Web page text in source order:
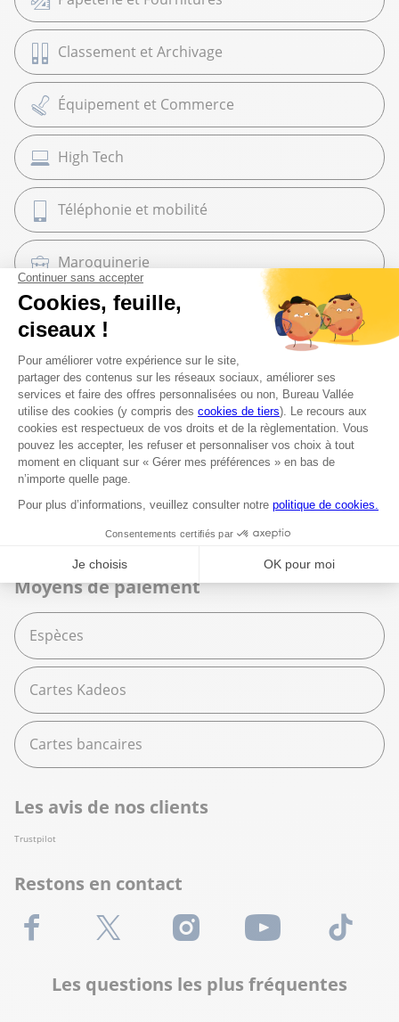
Classement et Archivage
Équipement et Commerce
High Tech
Téléphonie et mobilité
Maroquinerie
Cadeaux
Librairie
Beaux Arts
Espace services
Moyens de paiement
Espèces
Cartes Kadeos
Cartes bancaires
Les avis de nos clients
Trustpilot
Restons en contact
Facebook X (Twitter) Instagram Youtube TikTok
Les questions les plus fréquentes